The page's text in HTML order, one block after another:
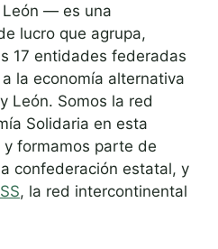
León — es una
lucro que agrupa,
17 entidades federadas
la economía alternativa
León. Somos la red
Solidaria en esta
formamos parte de
confederación estatal, y
, la red intercontinental